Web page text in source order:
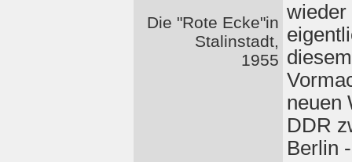
Die "Rote Ecke"in
Stalinstadt,
1955
wieder
neuen
DDR
Berlin